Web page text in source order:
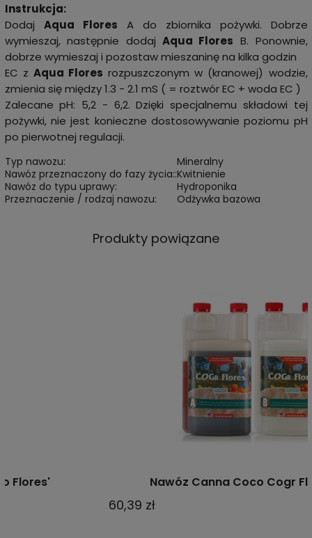
Instrukcja:
Dodaj Aqua Flores A do zbiornika pożywki. Dobrze
wymieszaj, następnie dodaj Aqua Flores B. Ponownie,
dobrze wymieszaj i pozostaw mieszaninę na kilka godzin
EC z Aqua Flores rozpuszczonym w (kranowej) wodzie,
zmienia się między 1.3 - 2.1 mS ( = roztwór EC + woda EC )
Zalecane pH: 5,2 - 6,2. Dzięki specjalnemu składowi tej
pożywki, nie jest konieczne dostosowywanie poziomu pH
po pierwotnej regulacji.
Typ nawozu:
Mineralny
Nawóz przeznaczony do fazy życia::Kwitnienie
Nawóz do typu uprawy:
Hydroponika
Przeznaczenie / rodzaj nawozu:
Odżywka bazowa
Produkty powiązane
Nawóz Canna Coco Cogr Flores A/B